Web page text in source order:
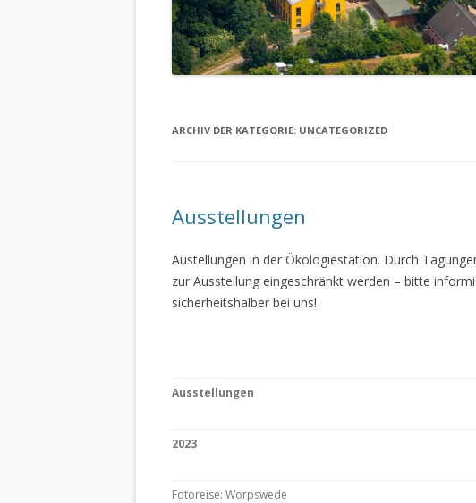
ARCHIV DER KATEGORIE: UNCATEGORIZED
Ausstellungen
Austellungen in der Ökologiestation. Durch
zur Ausstellung eingeschränkt werden – bitte
sicherheitshalber bei uns!
Ausstellungen
2023
Fotoreise: Worpswede